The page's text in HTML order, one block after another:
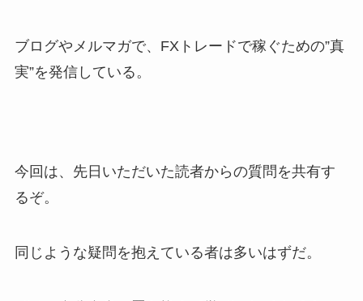
ブログやメルマガで、FXトレードで稼ぐための”真
実”を発信している。
今回は、先日いただいた読者からの質問を共有す
るぞ。
同じような疑問を抱えている者は多いはずだ。